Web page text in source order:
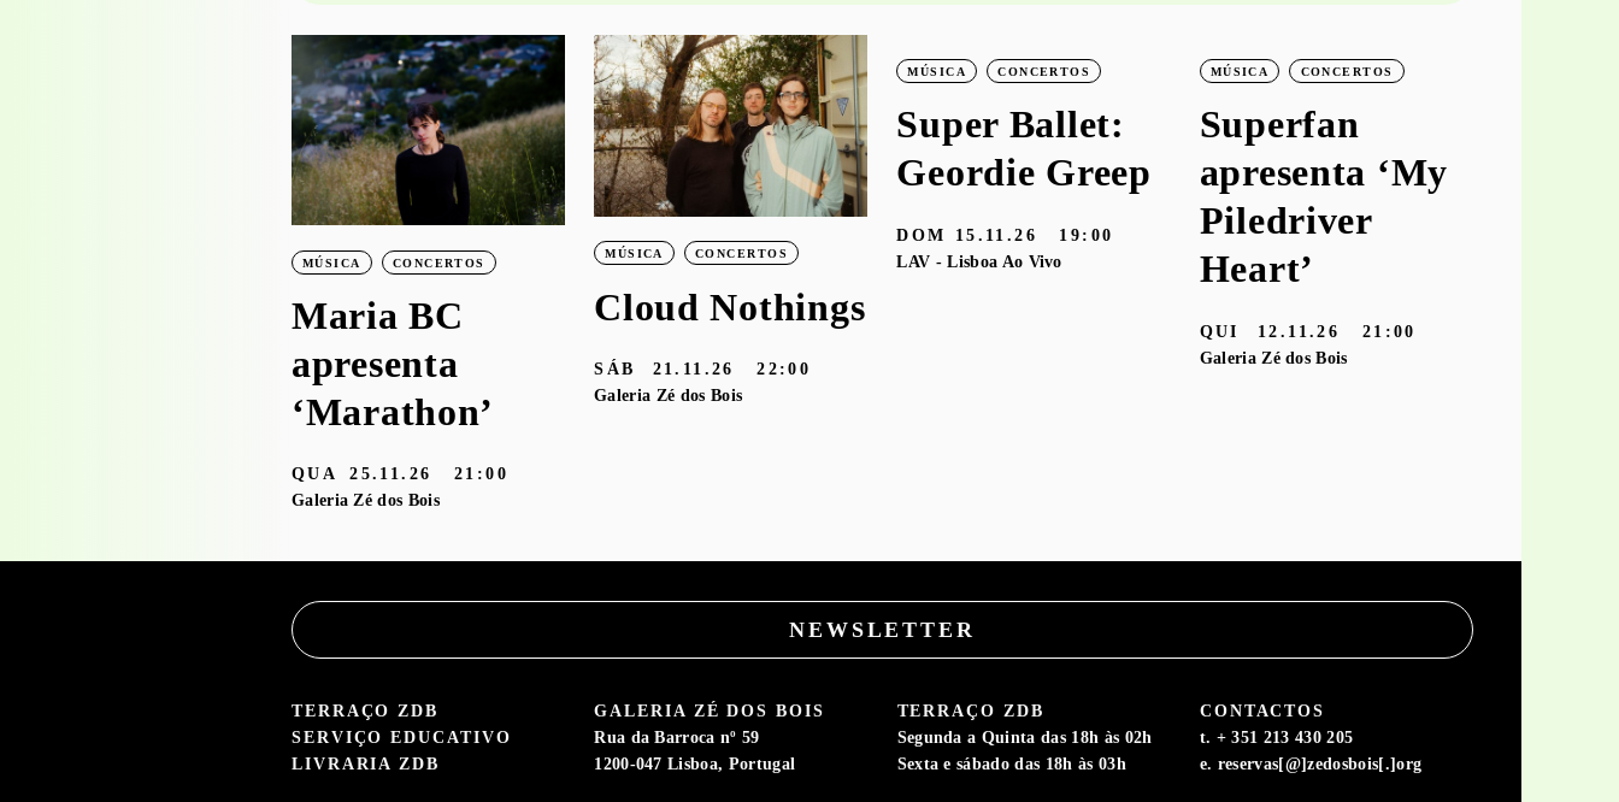
MÚSICA CONCERTOS
Maria BC
apresenta
‘Marathon’
QUA 25.11.26
21:00
Galeria Zé dos Bois
MÚSICA CONCERTOS
Cloud Nothings
SÁB 21.11.26
22:00
Galeria Zé dos Bois
MÚSICA CONCERTOS
Super Ballet:
Geordie Greep
DOM 15.11.26
19:00
LAV - Lisboa Ao Vivo
MÚSICA CONCERTOS
Superfan
apresenta ‘My
Piledriver
Heart’
QUI 12.11.26
21:00
Galeria Zé dos Bois
NEWSLETTER
TERRAÇO ZDB
SERVIÇO EDUCATIVO
LIVRARIA ZDB
GALERIA ZÉ DOS BOIS
Rua da Barroca nº 59
1200-047 Lisboa, Portugal
TERRAÇO ZDB
Segunda a Quinta das 18h às 02h
Sexta e sábado das 18h às 03h
CONTACTOS
t. + 351 213 430 205
e. reservas[@]zedosbois[.]org